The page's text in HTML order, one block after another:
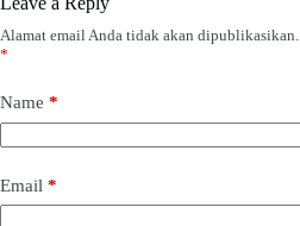
Alamat email Anda tidak akan dipublikasikan.
*
Name *
Email *